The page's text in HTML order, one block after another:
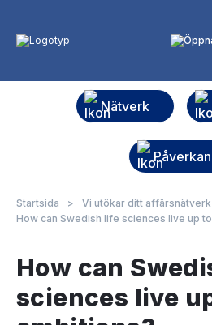
Nätverk
Påverkan
Startsida > Vi utökar ditt affärsnätverk
How can Swedish life sciences live up
How can
sciences live